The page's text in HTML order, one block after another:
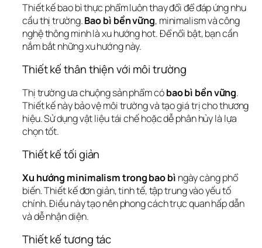
Thiết kế bao bì thực phẩm luôn thay đổi để đáp ứng nhu
cầu thị trường. Bao bì bền vững, minimalism và công
nghệ thông minh là xu hướng hot. Để nổi bật, bạn cần
nắm bắt những xu hướng này.
Thiết kế thân thiện với môi trường
Thị trường ưa chuộng sản phẩm có bao bì bền vững.
Thiết kế này bảo vệ môi trường và tạo giá trị cho thương
hiệu. Sử dụng vật liệu tái chế hoặc dễ phân hủy là lựa
chọn tốt.
Thiết kế tối giản
Xu hướng minimalism trong bao bì ngày càng phổ
biến. Thiết kế đơn giản, tinh tế, tập trung vào yếu tố
chính. Điều này tạo nên phong cách trực quan hấp dẫn
và dễ nhận diện.
Thiết kế tương tác